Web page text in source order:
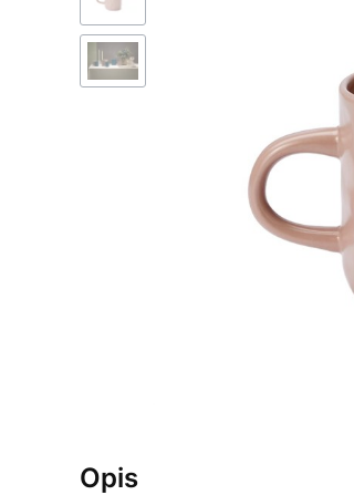
Opis